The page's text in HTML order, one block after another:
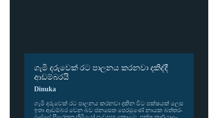
ගැමි දරුවෙක් රට පාලනය කරනවා දකිද්දී
ආඩම්බරයි
Dinuka
ගැමි දරු­වෙක් රට පාල­නය කර­නවා දකින විට පක්ෂ­යක් ලෙස
ඉතා ආඩ­ම්බර වෙන බව ජන­සෙත පෙර­මුණේ නායක බත්ත­ර­